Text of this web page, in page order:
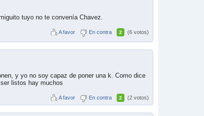
tuyo no te convenía Chavez.
A favor En contra 2 (6 votos)
y yo no soy capaz de poner una k. Como dice
listos hay muchos
A favor En contra 2 (2 votos)